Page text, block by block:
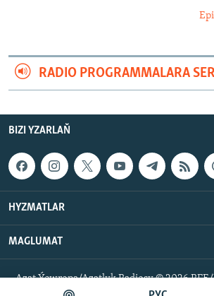
RADIO PROGRAMMALARA
BIZI YZARLAŇ
HYZMATLAR
MAGLUMAT
Azat Ýewropa/Azatlyk Radiosy © 2026
hukuklar goralan.